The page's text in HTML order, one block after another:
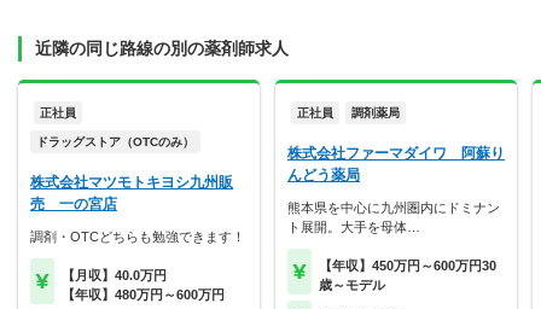
近隣の同じ路線の別の薬剤師求人
正社員
ドラッグストア（OTCのみ）
株式会社マツモトキヨシ九州販
売 一の宮店
調剤・OTCどちらも勉強できます！
【月収】40.0万円
【年収】480万円～600万円
正社員 調剤薬局
株式会社ファーマダイワ 阿蘇り
んどう薬局
熊本県を中心に九州圏内にドミナン
ト展開。大手を母体…
【年収】450万円～600万円30
歳～モデル